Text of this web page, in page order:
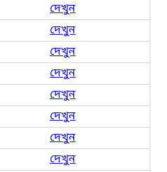
দেখুন
দেখুন
দেখুন
দেখুন
দেখুন
দেখুন
দেখুন
দেখুন